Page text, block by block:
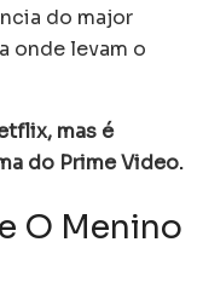
do major
onde levam o
mas é
do Prime Video.
O Menino